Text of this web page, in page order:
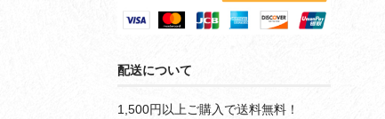
配送について
1,500円以上ご購入で送料無料！